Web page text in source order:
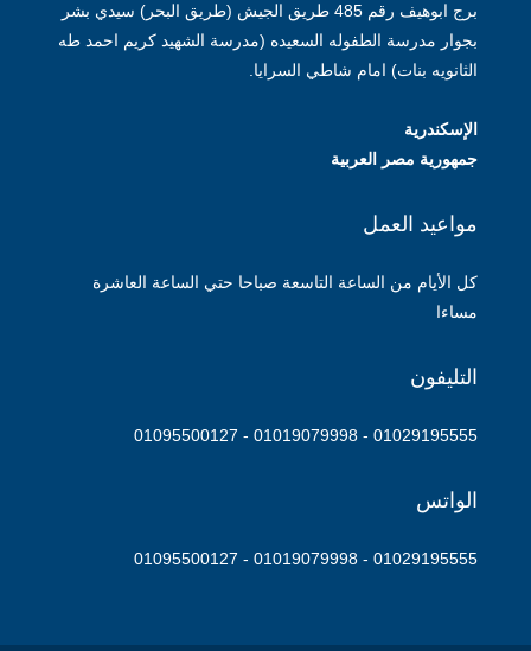
برج ابوهيف رقم 485 طريق الجيش (طريق البحر) سيدي بشر
بجوار مدرسة الطفوله السعيده (مدرسة الشهيد كريم احمد طه
الثانويه بنات) امام شاطي السرايا.
الإسكندرية
جمهورية مصر العربية
مواعيد العمل
كل الأيام من الساعة التاسعة صباحا حتي الساعة العاشرة
مساءا
التليفون
01029195555 - 01019079998 - 01095500127
الواتس
01029195555 - 01019079998 - 01095500127